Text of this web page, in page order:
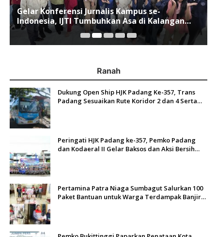
Gelar Konferensi Jurnalis Kampus se-
Indonesia, IJTI Tumbuhkan Asa di Kalangan
Jurnalis Muda di Era Disruspi Digital
Ranah
Dukung Open Ship HJK Padang Ke-357, Trans
Padang Sesuaikan Rute Koridor 2 dan 4 Serta
Peringati HJK Padang ke-357, Pemko Padang
dan Kodaeral II Gelar Baksos dan Aksi Bersih
Pertamina Patra Niaga Sumbagut Salurkan 100
Paket Bantuan untuk Warga Terdampak Banjir